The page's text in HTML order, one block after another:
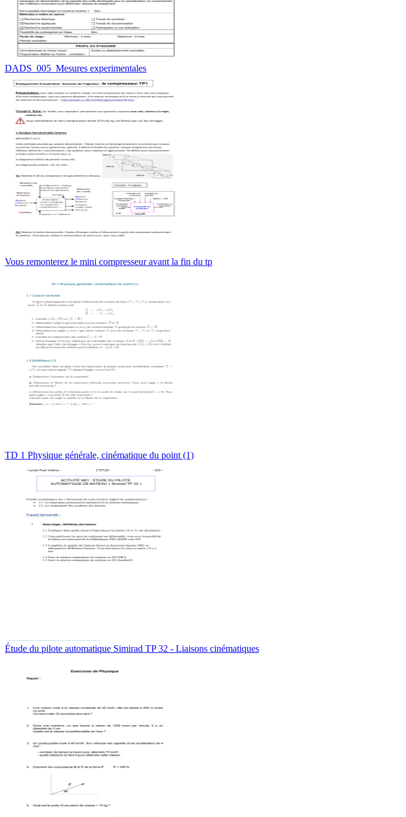
DADS_005_Mesures experimentales
Vous remonterez le mini compresseur avant la fin du tp
TD 1 Physique générale, cinématique du point (1)
Étude du pilote automatique Simirad TP 32 - Liaisons cinématiques